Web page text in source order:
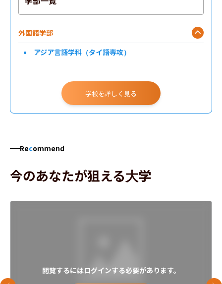
外国語学部
アジア言語学科（タイ語専攻）
学校を詳しく見る
Recommend
今のあなたが狙える大学
閲覧するにはログインする必要があります。